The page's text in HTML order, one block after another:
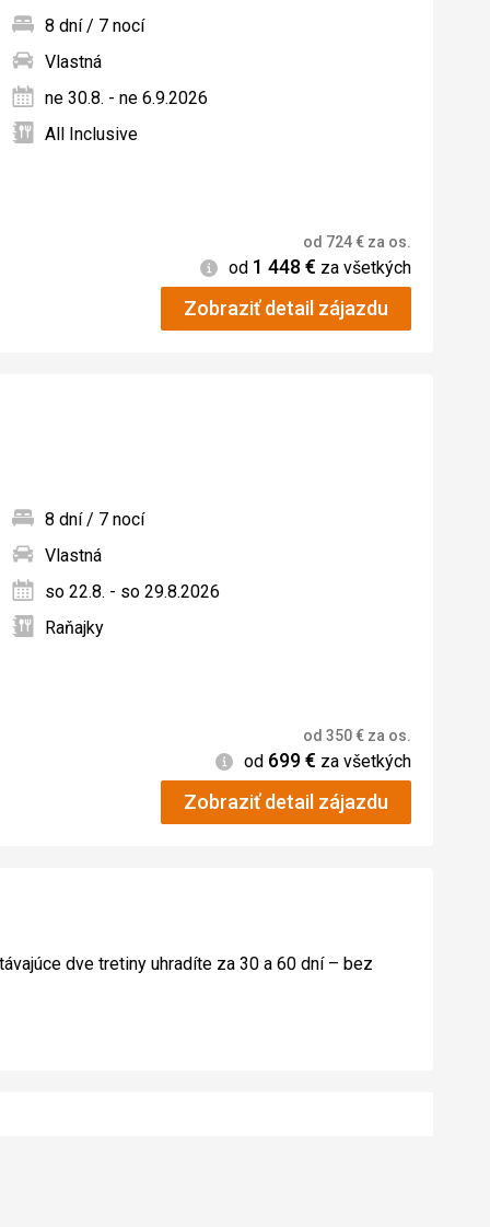
8 dní / 7 nocí
Vlastná
ne 30.8. - ne 6.9.2026
All Inclusive
od 724€ za os.
Informácie
od 1 448 € za všetkých
Zobraziť detail zájazdu
8 dní / 7 nocí
Vlastná
so 22.8. - so 29.8.2026
Raňajky
od 350€ za os.
Informácie
od 699€ za všetkých
Zobraziť detail zájazdu
dve tretiny uhradíte za 30 a 60 dní – bez